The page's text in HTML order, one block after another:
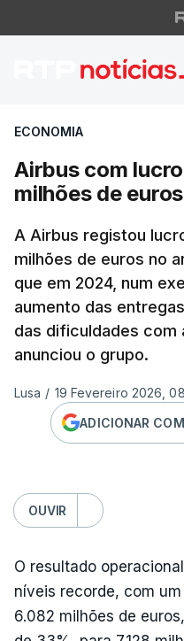
Airbus
ECONOMIA
Airbus com
milhões de
A Airbus registou
milhões de euros no
que em 2024, num
aumento das
das dificuldades com
anunciou o grupo.
Lusa / 19 Fevereiro 2026,
ADICIONAR
OUVIR
O resultado
níveis recorde, com
6.082 milhões de